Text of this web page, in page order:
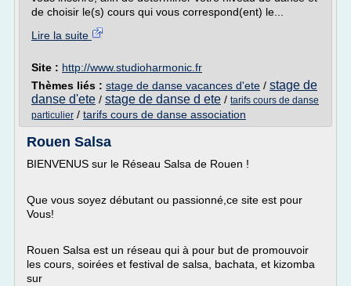
de choisir le(s) cours qui vous correspond(ent) le...
Lire la suite
Site : http://www.studioharmonic.fr
Thèmes liés : stage de danse vacances d'ete / stage de
danse d'ete / stage de danse d ete / tarifs cours de danse
particulier / tarifs cours de danse association
Rouen Salsa
BIENVENUS sur le Réseau Salsa de Rouen !
Que vous soyez débutant ou passionné,ce site est pour
Vous!
Rouen Salsa est un réseau qui à pour but de promouvoir
les cours, soirées et festival de salsa, bachata, et kizomba
sur